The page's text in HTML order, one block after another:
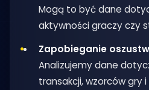
Mogą to być dane
aktywności graczy czy
Zapobieganie
Analizujemy dane
transakcji, wzorców gry